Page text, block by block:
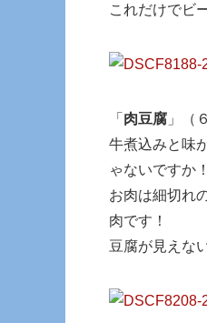
これだけでビ
「 肉豆腐 」（
牛煮込みと味
ゃないですか！
お肉は細切れ
肉です！
豆腐が見えな